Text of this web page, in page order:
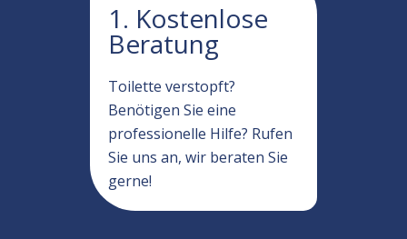
1. Kostenlose
Beratung
Toilette verstopft?
Benötigen Sie eine
professionelle Hilfe? Rufen
Sie uns an, wir beraten Sie
gerne!